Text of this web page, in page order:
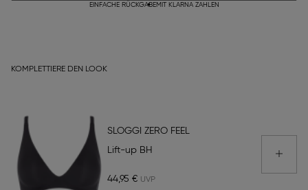
EINFACHE RÜCKGABEMIT KLARNA ZAHLEN
KOMPLETTIERE DEN LOOK
SLOGGI ZERO FEEL
Lift-up BH
44,95 €